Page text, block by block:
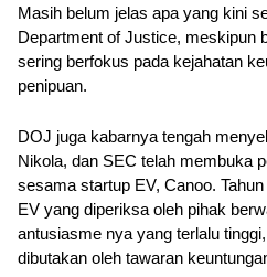
Masih belum jelas apa yang kini
Department of Justice, meskipun
sering berfokus pada kejahatan
penipuan.
DOJ juga kabarnya tengah
Nikola, dan SEC telah membuka
sesama startup EV, Canoo.
EV yang diperiksa oleh pihak
antusiasme nya yang terlalu
dibutakan oleh tawaran